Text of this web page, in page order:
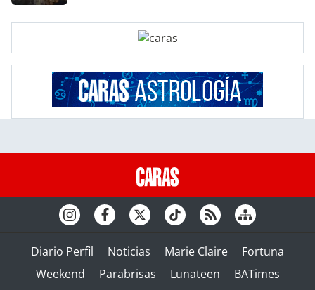
Diario Perfil Noticias Marie Claire
Fortuna
Weekend
Parabrisas Lunateen BATimes